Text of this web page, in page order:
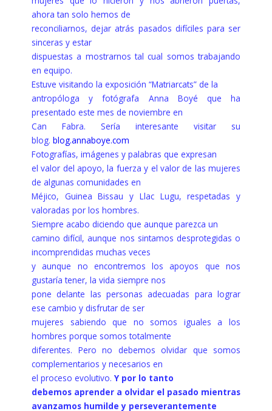
ahora tan solo hemos de
reconciliarnos, dejar atrás pasados difíciles para ser
sinceras y estar
dispuestas a mostrarnos tal cual somos trabajando
en equipo.
Estuve visitando la exposición “Matriarcats” de la
antropóloga y fotógrafa Anna Boyé que ha
presentado este mes de noviembre en
Can Fabra. Sería interesante visitar su
blog. blog.annaboye.com
Fotografías, imágenes y palabras que expresan
el valor del apoyo, la fuerza y el valor de las mujeres
de algunas comunidades en
Méjico, Guinea Bissau y Llac Lugu, respetadas y
valoradas por los hombres.
Siempre acabo diciendo que aunque parezca un
camino difícil, aunque nos sintamos desprotegidas o
incomprendidas muchas veces
y aunque no encontremos los apoyos que nos
gustaría tener, la vida siempre nos
pone delante las personas adecuadas para lograr
ese cambio y disfrutar de ser
mujeres sabiendo que no somos iguales a los
hombres porque somos totalmente
diferentes. Pero no debemos olvidar que somos
complementarios y necesarios en
el proceso evolutivo. Y por lo tanto
debemos aprender a olvidar el pasado mientras
avanzamos humilde y perseverantemente